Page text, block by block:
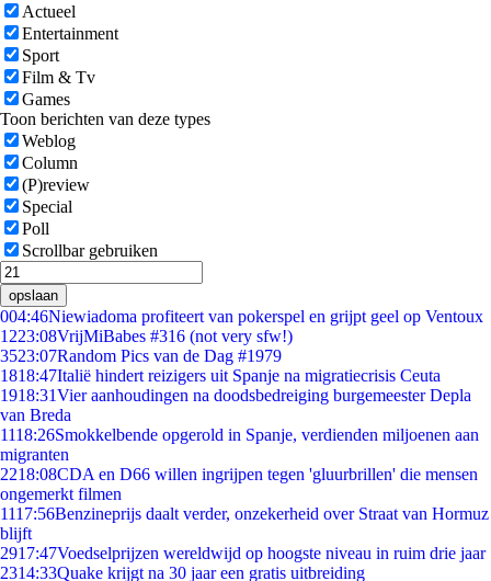
Actueel
Entertainment
Sport
Film & Tv
Games
Toon berichten van deze types
Weblog
Column
(P)review
Special
Poll
Scrollbar gebruiken
opslaan
004:46Niewiadoma profiteert van pokerspel en grijpt geel op Ventoux
1223:08VrijMiBabes #316 (not very sfw!)
3523:07Random Pics van de Dag #1979
1818:47Italië hindert reizigers uit Spanje na migratiecrisis Ceuta
1918:31Vier aanhoudingen na doodsbedreiging burgemeester Depla
van Breda
1118:26Smokkelbende opgerold in Spanje, verdienden miljoenen aan
migranten
2218:08CDA en D66 willen ingrijpen tegen 'gluurbrillen' die mensen
ongemerkt filmen
1117:56Benzineprijs daalt verder, onzekerheid over Straat van Hormuz
blijft
2917:47Voedselprijzen wereldwijd op hoogste niveau in ruim drie jaar
2314:33Quake krijgt na 30 jaar een gratis uitbreiding